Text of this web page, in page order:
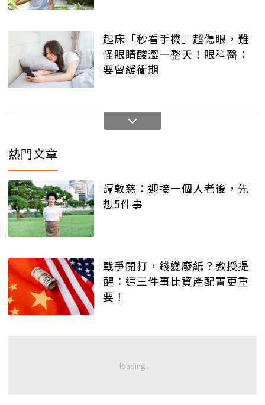
起床「秒看手機」超傷眼，難
怪眼睛酸澀一整天！眼科醫：
要留緩衝期
熱門文章
譚敦慈：迎接一個人老後，先
想5件事
戰爭開打，錢變廢紙？教授提
醒：這三件事比資產配置更重
要！